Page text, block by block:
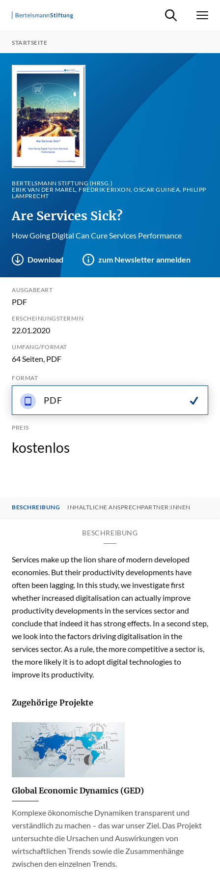
Suche ein-/
STARTSEITE
BERTELSMANN STIFTUNG (HRSG.)
ERIK VAN DER MAREL, FREDRIK ERIXON, OSCAR GUINEA, PHILIPP
LAMPRECHT
Are Services Sick?
How Going Digital Can Cure Services Performance
Download zum Newsletter anmelden
AUSGABEART
PDF
ERSCHEINUNGSTERMIN
22.01.2020
UMFANG/FORMAT
64 Seiten, PDF
FORMAT
PDF
PREIS
kostenlos
BESCHREIBUNG INHALTLICHE ANSPRECHPARTNER:INNEN
BESCHREIBUNG
Services make up the lion share of modern developed
economies. But their productivity developments have
often been lagging. In this study, we investigate first
whether increased digitalisation can actually improve
productivity developments in the services sector and
conclude that indeed it has strong effects. In a second step,
we look into the factors driving digitalisation in the
services sector. As a rule, the more competitive a sector is,
the more likely it is to adopt digital technologies to
improve its productivity.
Zugehörige Projekte
Global Economic Dynamics (GED)
Komplexe ökonomische Dynamiken transparent und
verständlich zu machen – das war unser Ziel. Das Projekt
untersuchte die Ursachen und Auswirkungen von
wirtschaftlichen Trends sowie die Zusammenhänge
zwischen den einzelnen Trends.